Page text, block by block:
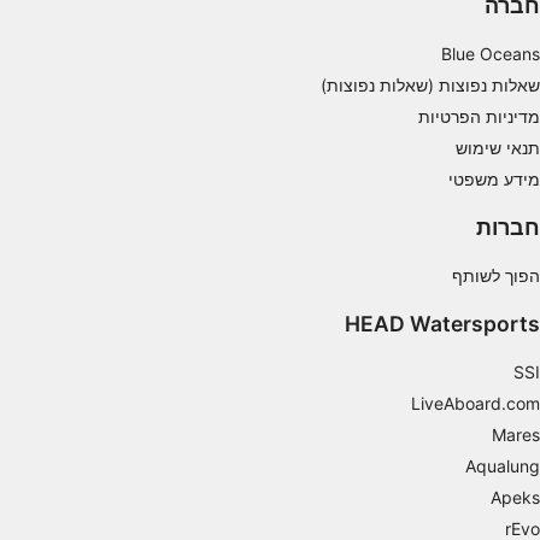
חברה
Blue Oceans
שאלות נפוצות (שאלות נפוצות)
מדיניות הפרטיות
תנאי שימוש
מידע משפטי
חברות
הפוך לשותף
HEAD Watersports
SSI
LiveAboard.com
Mares
Aqualung
Apeks
rEvo
תכונות מיוחדות של IAB:
מטרות עיבוד שאינן IAB: